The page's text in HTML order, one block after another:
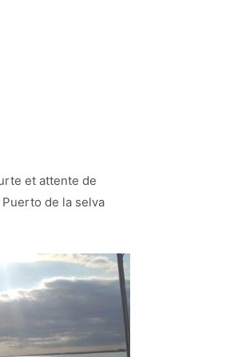
et attente de
de la selva